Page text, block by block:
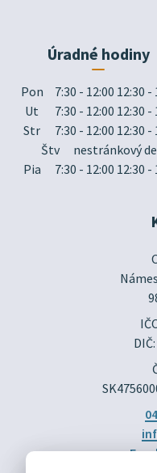
Úradné hodiny
Pon
7:30 - 12:00 12:30 -
Ut
7:30 - 12:00 12:30 -
Str
7:30 - 12:00 12:30 -
Štv
nestránkový
Pia
7:30 - 12:00 12:30 -